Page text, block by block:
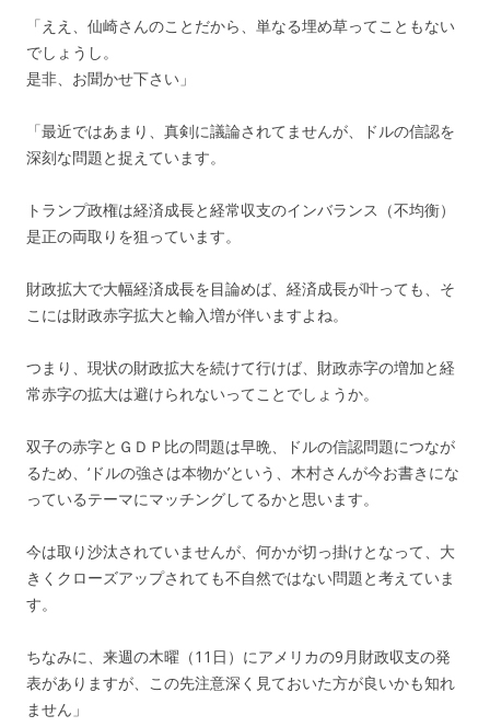
「ええ、仙崎さんのことだから、単なる埋め草ってこともない
でしょうし。
是非、お聞かせ下さい」
「最近ではあまり、真剣に議論されてませんが、ドルの信認を
深刻な問題と捉えています。
トランプ政権は経済成長と経常収支のインバランス（不均衡）
是正の両取りを狙っています。
財政拡大で大幅経済成長を目論めば、経済成長が叶っても、そ
こには財政赤字拡大と輸入増が伴いますよね。
つまり、現状の財政拡大を続けて行けば、財政赤字の増加と経
常赤字の拡大は避けられないってことでしょうか。
双子の赤字とＧＤＰ比の問題は早晩、ドルの信認問題につなが
るため、‘ドルの強さは本物か’という、木村さんが今お書きにな
っているテーマにマッチングしてるかと思います。
今は取り沙汰されていませんが、何かが切っ掛けとなって、大
きくクローズアップされても不自然ではない問題と考えていま
す。
ちなみに、来週の木曜（11日）にアメリカの9月財政収支の発
表がありますが、この先注意深く見ておいた方が良いかも知れ
ません」